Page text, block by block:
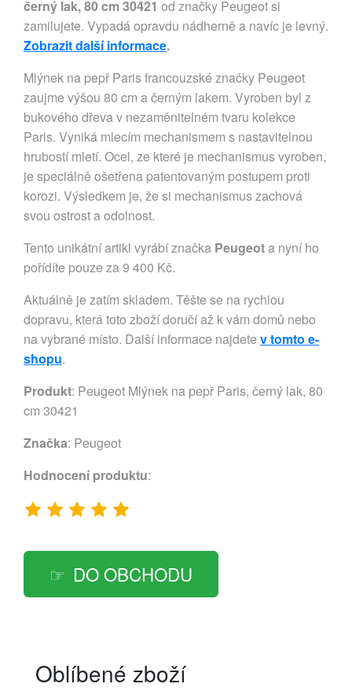
černý lak, 80 cm 30421 od značky Peugeot si
zamilujete. Vypadá opravdu nádherně a navíc je levný.
Zobrazit další informace.
Mlýnek na pepř Paris francouzské značky Peugeot
zaujme výšou 80 cm a černým lakem. Vyroben byl z
bukového dřeva v nezaměnitelném tvaru kolekce
Paris. Vyniká mlecím mechanismem s nastavitelnou
hrubostí mletí. Ocel, ze které je mechanismus vyroben,
je speciálně ošetřena patentovaným postupem proti
korozi. Výsledkem je, že si mechanismus zachová
svou ostrost a odolnost.
Tento unikátní artikl vyrábí značka Peugeota nyní ho
pořídíte pouze za 9 400 Kč.
Aktuálně je zatím skladem. Těšte se na rychlou
dopravu, která toto zboží doručí až k vám domů nebo
na vybrané místo. Další informace najdete v tomto e-
shopu.
Produkt: Peugeot Mlýnek na pepř Paris, černý lak, 80
cm 30421
Značka: Peugeot
Hodnocení produktu:
DO OBCHODU
Oblíbené zboží